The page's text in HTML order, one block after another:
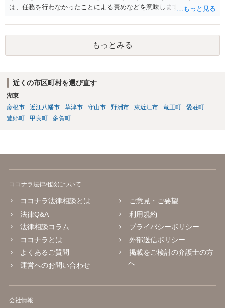
は、任務を行わなかったことによる責めなどを意味します。 道義的責
則はありませんが、道義的責任を果たさないことで、他人からの信用
を無くす、不遇を受けるなどの一般的にはそのような事実上の不利益
もっとみる
近くの市区町村を選び直す
湖東
彦根市
近江八幡市 草津市 守山市 野洲市 東近江市 竜王町
愛荘町
豊郷町
甲良町 多賀町
ココナラ法律相談について
ココナラ法律相談とは
法律Q&A
法律相談コラム
ココナラとは
よくあるご質問
運営へのお問い合わせ
ご意見・ご要望
利用規約
プライバシーポリシー
外部送信ポリシー
掲載をご検討の弁護士の方
へ
会社情報